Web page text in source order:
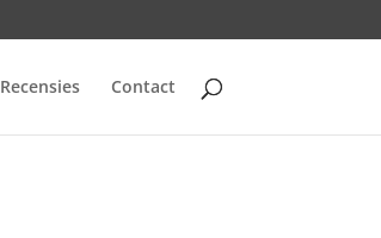
Recensies Contact